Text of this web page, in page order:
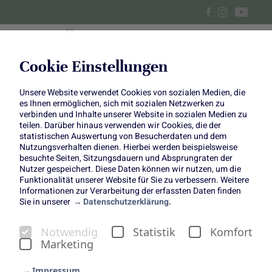
Cookie Einstellungen
Unsere Website verwendet Cookies von sozialen Medien, die
es Ihnen ermöglichen, sich mit sozialen Netzwerken zu
verbinden und Inhalte unserer Website in sozialen Medien zu
teilen. Darüber hinaus verwenden wir Cookies, die der
statistischen Auswertung von Besucherdaten und dem
Nutzungsverhalten dienen. Hierbei werden beispielsweise
besuchte Seiten, Sitzungsdauern und Absprungraten der
Nutzer gespeichert. Diese Daten können wir nutzen, um die
Funktionalität unserer Website für Sie zu verbessern. Weitere
Informationen zur Verarbeitung der erfassten Daten finden
Sie in unserer
Datenschutzerklärung.
Notwendig Statistik
Komfort
Marketing
Gesundes Essen von der
Stange
Stange
Lauch hat das ganze Jahr Saison, ist köstlich,